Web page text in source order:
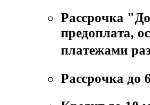
Рассрочка
предоплата,
платежами
Рассрочка до